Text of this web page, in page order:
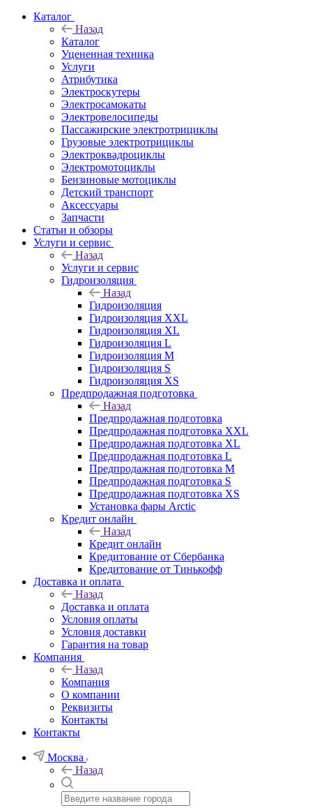
Каталог
Назад
Каталог
Уцененная техника
Услуги
Атрибутика
Электроскутеры
Электросамокаты
Электровелосипеды
Пассажирские электротрициклы
Грузовые электротрициклы
Электроквадроциклы
Электромотоциклы
Бензиновые мотоциклы
Детский транспорт
Аксессуары
Запчасти
Статьи и обзоры
Услуги и сервис
Назад
Услуги и сервис
Гидроизоляция
Назад
Гидроизоляция
Гидроизоляция XXL
Гидроизоляция XL
Гидроизоляция L
Гидроизоляция M
Гидроизоляция S
Гидроизоляция XS
Предпродажная подготовка
Назад
Предпродажная подготовка
Предпродажная подготовка XXL
Предпродажная подготовка XL
Предпродажная подготовка L
Предпродажная подготовка M
Предпродажная подготовка S
Предпродажная подготовка XS
Установка фары Arctic
Кредит онлайн
Назад
Кредит онлайн
Кредитование от Сбербанка
Кредитование от Тинькофф
Доставка и оплата
Назад
Доставка и оплата
Условия оплаты
Условия доставки
Гарантия на товар
Компания
Назад
Компания
О компании
Реквизиты
Контакты
Контакты
Москва
Назад